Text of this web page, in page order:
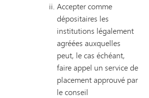
Accepter comme
dépositaires les
institutions légalement
agréées auxquelles
peut, le cas échéant,
faire appel un service de
placement approuvé par
le conseil